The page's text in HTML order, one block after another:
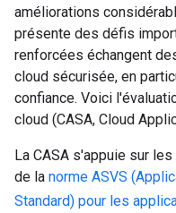
améliorations
présente des défis
renforcées échangent
cloud sécurisée, en
confiance. Voici
cloud (CASA, Cloud
La CASA s'appuie sur
de la norme ASVS
Standard) pour les